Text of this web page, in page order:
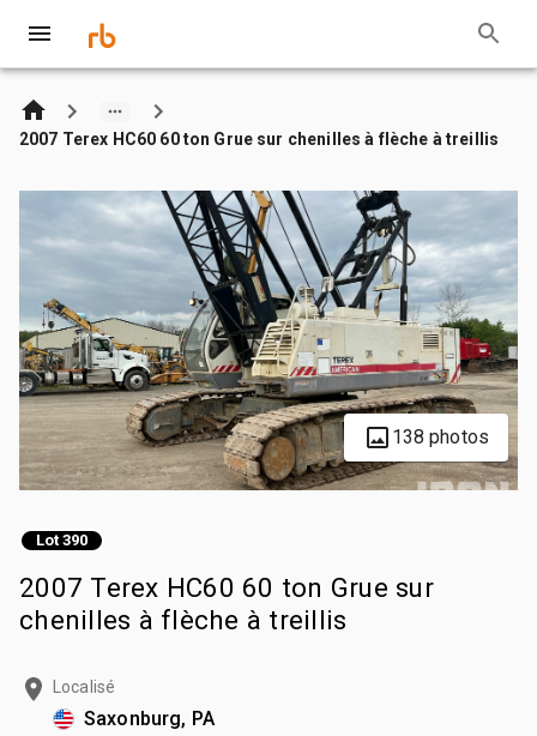
2007 Terex HC60 60 ton Grue sur chenilles à flèche à treillis
138 photos
Lot 390
2007 Terex HC60 60 ton Grue sur
chenilles à flèche à treillis
Localisé
Saxonburg, PA